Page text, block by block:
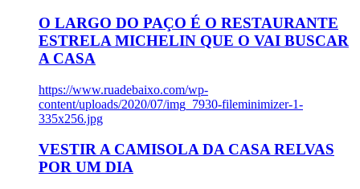
O LARGO DO PAÇO É O RESTAURANTE
ESTRELA MICHELIN QUE O VAI BUSCAR
A CASA
https://www.ruadebaixo.com/wp-
content/uploads/2020/07/img_7930-fileminimizer-1-
335x256.jpg
VESTIR A CAMISOLA DA CASA RELVAS
POR UM DIA